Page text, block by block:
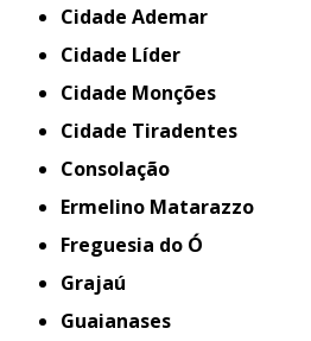
Cidade Ademar
Cidade Líder
Cidade Monções
Cidade Tiradentes
Consolação
Ermelino Matarazzo
Freguesia do Ó
Grajaú
Guaianases